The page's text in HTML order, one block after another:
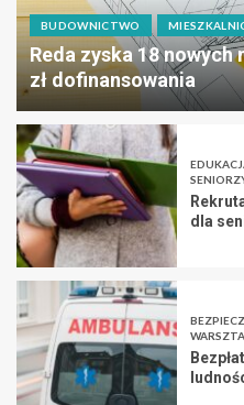
BUDOWNICTWO
Reda zyska 18
zł dofinansowania
dla